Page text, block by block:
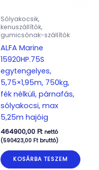
Sólyakocsik,
kenuszállítók,
gumicsónak-szállítók
ALFA Marine
15920HP.75S
egytengelyes,
5,75×1,95m, 750kg,
fék nélküli, párnafás,
sólyakocsi, max
5,25m hajóig
464900,00 Ft nettó
(590423,00 Ftbruttó)
KOSÁRBA TESZEM